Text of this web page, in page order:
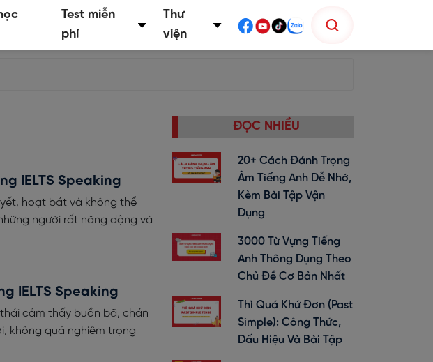
Test miễn
phí
Thư
viện
IELTS Speaking
hoạt bát và không thể
người rất năng động và
IELTS Speaking
cảm thấy buồn bã, chán
không quá nghiêm trọng
ĐỌC NHIỀU
20+ Cách Đánh Trọng
Âm Tiếng Anh Dễ Nhớ,
Kèm Bài Tập Vận
Dụng
3000 Từ Vựng Tiếng
Anh Thông Dụng Theo
Chủ Đề Cơ Bản Nhất
Thì Quá Khứ Đơn (past
Simple): Công Thức,
Dấu Hiệu Và Bài Tập